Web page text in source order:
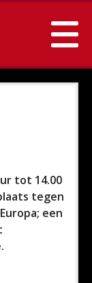
tot 14.00
tegen
een